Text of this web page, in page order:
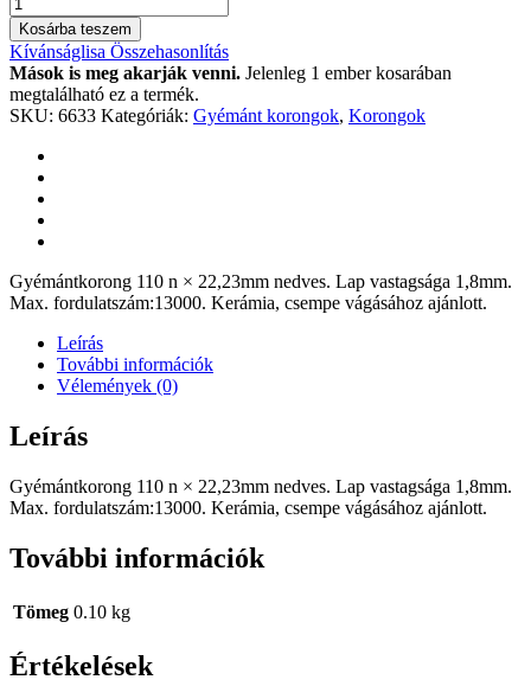
Kosárba teszem
Kívánságlisa Összehasonlítás
Mások is meg akarják venni. Jelenleg 1 ember kosarában
megtalálható ez a termék.
SKU: 6633 Kategóriák: Gyémánt korongok, Korongok
Gyémántkorong 110 n × 22,23mm nedves. Lap vastagsága 1,8mm.
Max. fordulatszám:13000. Kerámia, csempe vágásához ajánlott.
Leírás
További információk
Vélemények (0)
Leírás
Gyémántkorong 110 n × 22,23mm nedves. Lap vastagsága 1,8mm.
Max. fordulatszám:13000. Kerámia, csempe vágásához ajánlott.
További információk
Tömeg 0.10 kg
Értékelések